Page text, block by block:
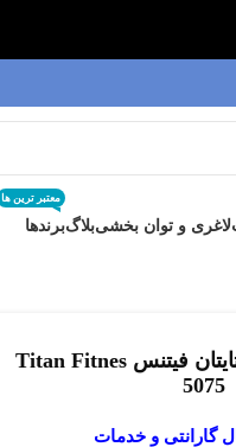
لاغری و توان بخشیبلاگبرندها
معتبر ترین ها
دوچرخه اسپینینگ تایتان فیتنس Titan Fitnes
5075